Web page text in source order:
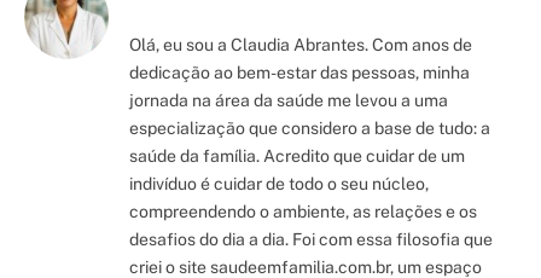
Olá, eu sou a Claudia Abrantes. Com anos de
dedicação ao bem-estar das pessoas, minha
jornada na área da saúde me levou a uma
especialização que considero a base de tudo: a
saúde da família. Acredito que cuidar de um
indivíduo é cuidar de todo o seu núcleo,
compreendendo o ambiente, as relações e os
desafios do dia a dia. Foi com essa filosofia que
criei o site saudeemfamilia.com.br, um espaço